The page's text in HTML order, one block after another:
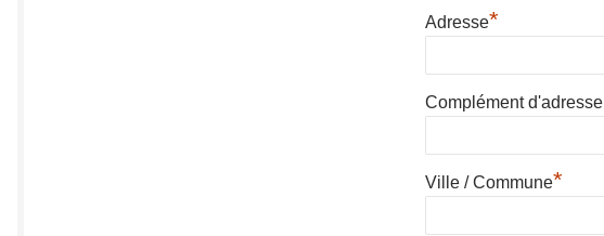
Adresse*
Complément d'adresse
Ville / Commune*